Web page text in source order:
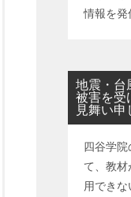
情報を発
地震・台
被害を受
見舞い申
四谷学
て、教
用でき